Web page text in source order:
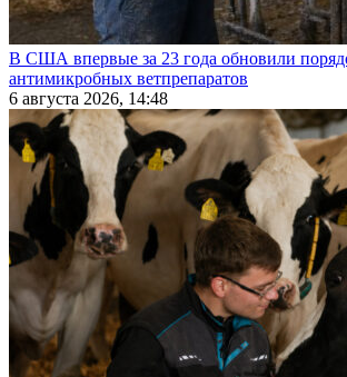
В США впервые за 23 года обновили
антимикробных ветпрепаратов
6 августа 2026, 14:48